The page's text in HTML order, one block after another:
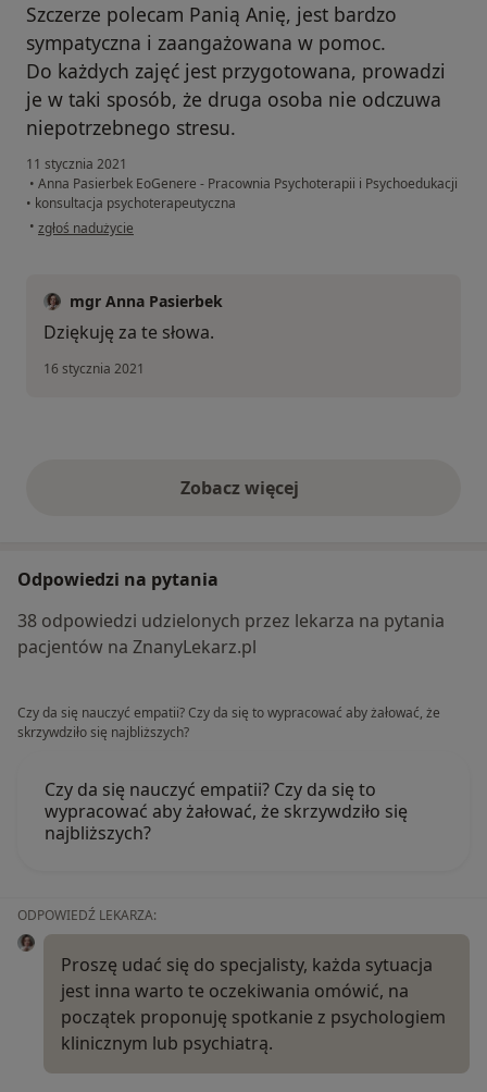
Szczerze polecam Panią Anię, jest bardzo
sympatyczna i zaangażowana w pomoc.
Do każdych zajęć jest przygotowana, prowadzi
je w taki sposób, że druga osoba nie odczuwa
niepotrzebnego stresu.
11 stycznia 2021
• Anna Pasierbek EoGenere - Pracownia Psychoterapii i Psychoedukacji
• konsultacja psychoterapeutyczna
• w opinii użytkownika Małgorzata
zgłoś nadużycie
mgr Anna Pasierbek
Dziękuję za te słowa.
16 stycznia 2021
Zobacz więcejopinie powyżej
Odpowiedzi na pytania
38 odpowiedzi udzielonych przez lekarza na pytania
pacjentów na ZnanyLekarz.pl
Czy da się nauczyć empatii? Czy da się to wypracować aby żałować, że
skrzywdziło się najbliższych?
Czy da się nauczyć empatii? Czy da się to
wypracować aby żałować, że skrzywdziło się
najbliższych?
ODPOWIEDŹ LEKARZA:
Proszę udać się do specjalisty, każda sytuacja
jest inna warto te oczekiwania omówić, na
początek proponuję spotkanie z psychologiem
klinicznym lub psychiatrą.